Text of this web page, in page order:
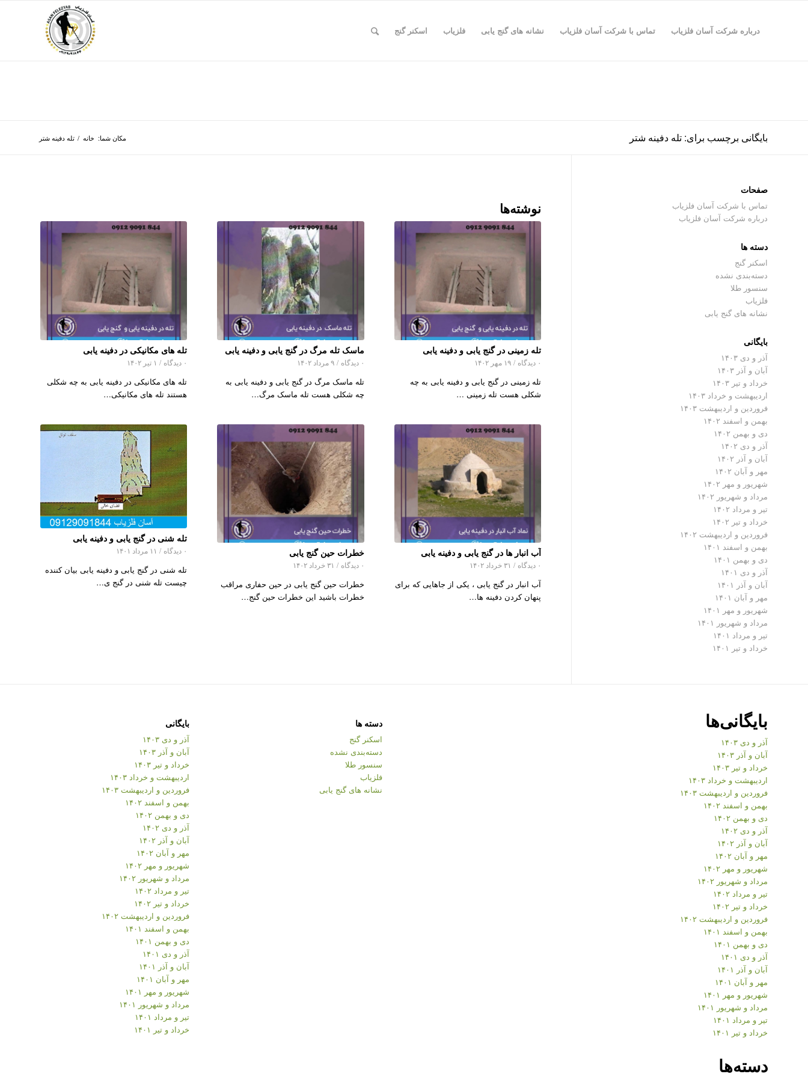
درباره شرکت آسان فلزیاب تماس با شرکت آسان فلزیاب نشانه های گنج یابی فلزیاب اسکنر گنج
بایگانی برچسب برای: تله دفینه شتر مکان شما: خانه / تله دفینه شتر
نوشته‌ها
تله زمینی در گنج یابی و دفینه یابی
۰ دیدگاه / ۱۹ مهر ۱۴۰۲
تله زمینی در گنج یابی و دفینه یابی به چه
شکلی هست تله زمینی …
ماسک تله مرگ در گنج یابی و دفینه یابی
۰ دیدگاه / ۹ مرداد ۱۴۰۲
تله ماسک مرگ در گنج یابی و دفینه یابی به
چه شکلی هست تله ماسک مرگ…
تله های مکانیکی در دفینه یابی
۰ دیدگاه / ۱ تیر ۱۴۰۲
تله های مکانیکی در دفینه یابی به چه شکلی
هستند تله های مکانیکی…
آب انبار ها در گنج یابی و دفینه یابی
۰ دیدگاه / ۳۱ خرداد ۱۴۰۲
آب انبار در گنج یابی ، یکی از جاهایی که برای
پنهان کردن دفینه ها…
خطرات حین گنج یابی
۰ دیدگاه / ۳۱ خرداد ۱۴۰۲
خطرات حین گنج یابی در حین حفاری مراقب
خطرات باشید این خطرات حین گنج…
تله شنی در گنج یابی و دفینه یابی
۰ دیدگاه / ۱۱ مرداد ۱۴۰۱
تله شنی در گنج یابی و دفینه یابی بیان کننده
چیست تله شنی در گنج ی…
صفحات
تماس با شرکت آسان فلزیاب
درباره شرکت آسان فلزیاب
دسته ها
اسکنر گنج
دسته‌بندی نشده
سنسور طلا
فلزیاب
نشانه های گنج یابی
بایگانی
آذر و دی ۱۴۰۳
آبان و آذر ۱۴۰۳
خرداد و تیر ۱۴۰۳
اردیبهشت و خرداد ۱۴۰۳
فروردین و اردیبهشت ۱۴۰۳
بهمن و اسفند ۱۴۰۲
دی و بهمن ۱۴۰۲
آذر و دی ۱۴۰۲
آبان و آذر ۱۴۰۲
مهر و آبان ۱۴۰۲
شهریور و مهر ۱۴۰۲
مرداد و شهریور ۱۴۰۲
تیر و مرداد ۱۴۰۲
خرداد و تیر ۱۴۰۲
فروردین و اردیبهشت ۱۴۰۲
بهمن و اسفند ۱۴۰۱
دی و بهمن ۱۴۰۱
آذر و دی ۱۴۰۱
آبان و آذر ۱۴۰۱
مهر و آبان ۱۴۰۱
شهریور و مهر ۱۴۰۱
مرداد و شهریور ۱۴۰۱
تیر و مرداد ۱۴۰۱
خرداد و تیر ۱۴۰۱
بایگانی‌ها
آذر و دی ۱۴۰۳
آبان و آذر ۱۴۰۳
خرداد و تیر ۱۴۰۳
اردیبهشت و خرداد ۱۴۰۳
فروردین و اردیبهشت ۱۴۰۳
بهمن و اسفند ۱۴۰۲
دی و بهمن ۱۴۰۲
آذر و دی ۱۴۰۲
آبان و آذر ۱۴۰۲
مهر و آبان ۱۴۰۲
شهریور و مهر ۱۴۰۲
مرداد و شهریور ۱۴۰۲
تیر و مرداد ۱۴۰۲
خرداد و تیر ۱۴۰۲
فروردین و اردیبهشت ۱۴۰۲
بهمن و اسفند ۱۴۰۱
دی و بهمن ۱۴۰۱
آذر و دی ۱۴۰۱
آبان و آذر ۱۴۰۱
مهر و آبان ۱۴۰۱
شهریور و مهر ۱۴۰۱
مرداد و شهریور ۱۴۰۱
تیر و مرداد ۱۴۰۱
خرداد و تیر ۱۴۰۱
دسته‌ها
دسته ها
اسکنر گنج
دسته‌بندی نشده
سنسور طلا
فلزیاب
نشانه های گنج یابی
بایگانی
آذر و دی ۱۴۰۳
آبان و آذر ۱۴۰۳
خرداد و تیر ۱۴۰۳
اردیبهشت و خرداد ۱۴۰۳
فروردین و اردیبهشت ۱۴۰۳
بهمن و اسفند ۱۴۰۲
دی و بهمن ۱۴۰۲
آذر و دی ۱۴۰۲
آبان و آذر ۱۴۰۲
مهر و آبان ۱۴۰۲
شهریور و مهر ۱۴۰۲
مرداد و شهریور ۱۴۰۲
تیر و مرداد ۱۴۰۲
خرداد و تیر ۱۴۰۲
فروردین و اردیبهشت ۱۴۰۲
بهمن و اسفند ۱۴۰۱
دی و بهمن ۱۴۰۱
آذر و دی ۱۴۰۱
آبان و آذر ۱۴۰۱
مهر و آبان ۱۴۰۱
شهریور و مهر ۱۴۰۱
مرداد و شهریور ۱۴۰۱
تیر و مرداد ۱۴۰۱
خرداد و تیر ۱۴۰۱